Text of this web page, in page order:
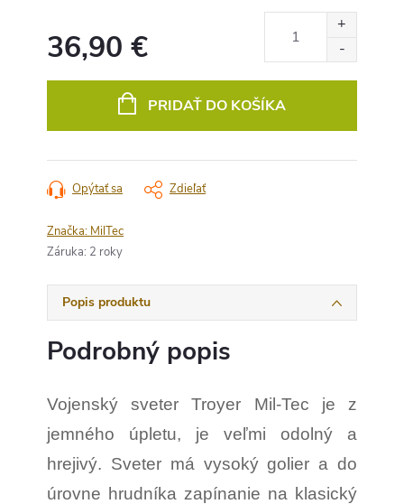
36,90 €
PRIDAŤ DO KOŠÍKA
Opýtať sa Zdieľať
Značka: MilTec
Záruka: 2 roky
Popis produktu
Podrobný popis
Vojenský sveter Troyer Mil-Tec je z
jemného úpletu, je veľmi odolný a
hrejivý. Sveter má vysoký golier a do
úrovne hrudníka zapínanie na klasický